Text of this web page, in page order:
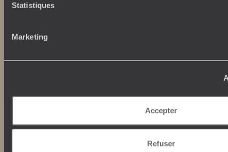
Statistiques
Marketing
Accepter
Refuser
Abonnez-vous à notre newsletter
Lire notre politique de confidentialité
100% carbone absorbé
On part où ?
Voyage de noces
Week-end en amoureux
Vacances d’été